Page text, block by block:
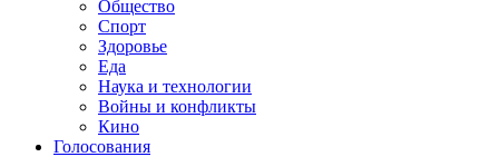
Общество
Спорт
Здоровье
Еда
Наука и технологии
Войны и конфликты
Кино
Голосования